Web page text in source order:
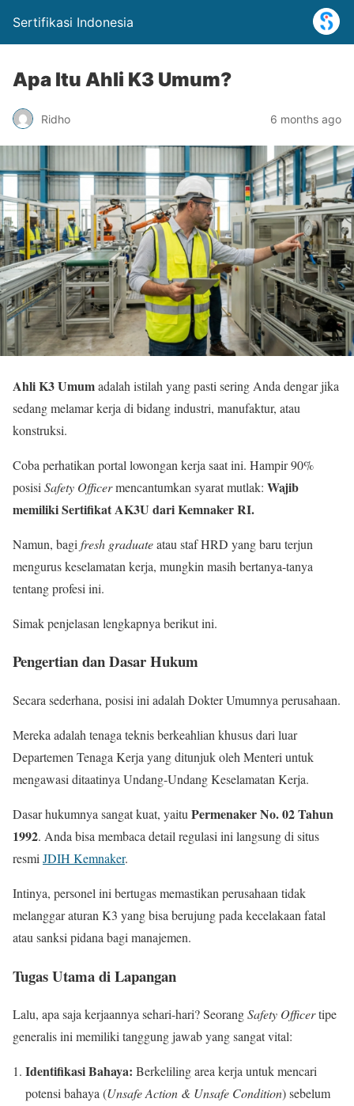
Sertifikasi Indonesia
Apa Itu Ahli K3 Umum?
Ridho 6 months ago
Ahli K3 Umumadalah istilah yang pasti sering Anda dengar jika
sedang melamar kerja di bidang industri, manufaktur, atau
konstruksi.
Coba perhatikan portal lowongan kerja saat ini. Hampir 90%
posisi Safety Officermencantumkan syarat mutlak: Wajib
memiliki Sertifikat AK3U dari Kemnaker RI.
Namun, bagi fresh graduateatau staf HRD yang baru terjun
mengurus keselamatan kerja, mungkin masih bertanya-tanya
tentang profesi ini.
Simak penjelasan lengkapnya berikut ini.
Pengertian dan Dasar Hukum
Secara sederhana, posisi ini adalah Dokter Umumnya perusahaan.
Mereka adalah tenaga teknis berkeahlian khusus dari luar
Departemen Tenaga Kerja yang ditunjuk oleh Menteri untuk
mengawasi ditaatinya Undang-Undang Keselamatan Kerja.
Dasar hukumnya sangat kuat, yaitu Permenaker No. 02 Tahun
1992. Anda bisa membaca detail regulasi ini langsung di situs
resmi JDIH Kemnaker.
Intinya, personel ini bertugas memastikan perusahaan tidak
melanggar aturan K3 yang bisa berujung pada kecelakaan fatal
atau sanksi pidana bagi manajemen.
Tugas Utama di Lapangan
Lalu, apa saja kerjaannya sehari-hari? SeorangSafety Officertipe
generalis ini memiliki tanggung jawab yang sangat vital:
Identifikasi Bahaya: Berkeliling area kerja untuk mencari
potensi bahaya (Unsafe Action & Unsafe Condition) sebelum